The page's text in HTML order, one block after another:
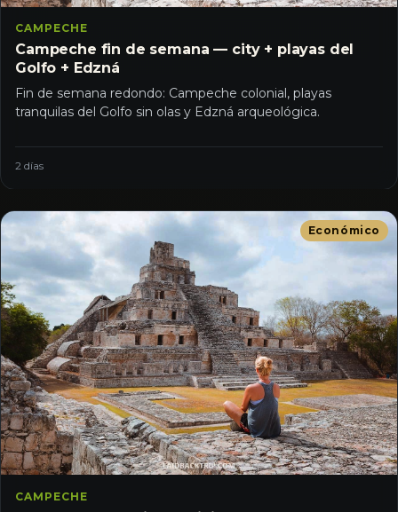
CAMPECHE
Campeche fin de semana — city + playas del
Golfo + Edzná
Fin de semana redondo: Campeche colonial, playas
tranquilas del Golfo sin olas y Edzná arqueológica.
2 días
Económico
CAMPECHE